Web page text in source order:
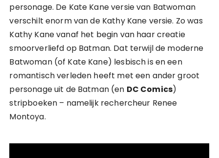
personage. De Kate Kane versie van Batwoman
verschilt enorm van de Kathy Kane versie. Zo was
Kathy Kane vanaf het begin van haar creatie
smoorverliefd op Batman. Dat terwijl de moderne
Batwoman (of Kate Kane) lesbisch is en een
romantisch verleden heeft met een ander groot
personage uit de Batman (en DC Comics)
stripboeken – namelijk rechercheur Renee
Montoya.